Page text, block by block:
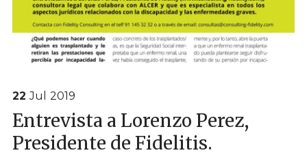
22 Jul 2019
Entrevista a Lorenzo Perez,
Presidente de Fidelitis.